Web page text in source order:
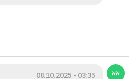
03:35 - 08.10.2025